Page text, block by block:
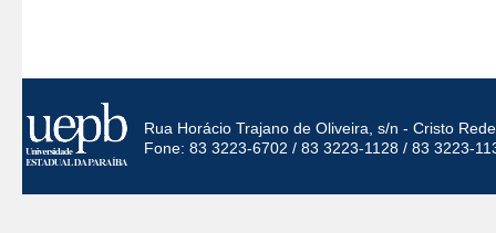
Rua Horácio Trajano de Oliveira, s/n - Cristo
Fone: 83 3223-6702 / 83 3223-1128 / 83 3223-